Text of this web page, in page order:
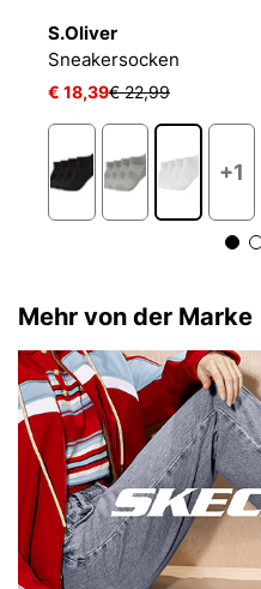
S.Oliver
Sneakersocken
€ 18,39€ 22,99
+1
Mehr von der Marke